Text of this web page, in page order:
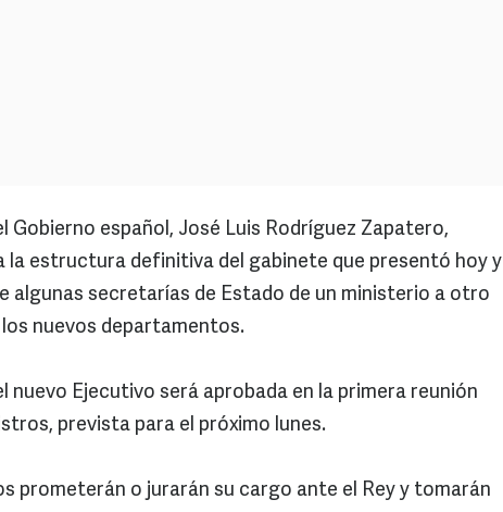
Gobierno español, José Luis Rodríguez Zapatero,
la estructura definitiva del gabinete que presentó hoy y
algunas secretarías de Estado de un ministerio a otro
nuevos departamentos.
Ejecutivo será aprobada en la primera reunión
prevista para el próximo lunes.
prometerán o jurarán su cargo ante el Rey y tomarán